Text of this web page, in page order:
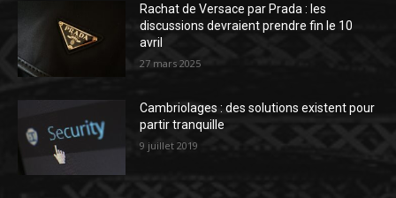
Rachat de Versace par Prada : les
discussions devraient prendre fin le 10
avril
27 mars 2025
Cambriolages : des solutions existent pour
partir tranquille
9 juillet 2019